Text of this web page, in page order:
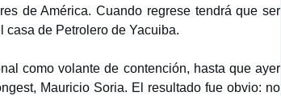
de América. Cuando regrese tendrá que ser
casa de Petrolero de Yacuiba.
como volante de contención, hasta que ayer
Mauricio Soria. El resultado fue obvio: no